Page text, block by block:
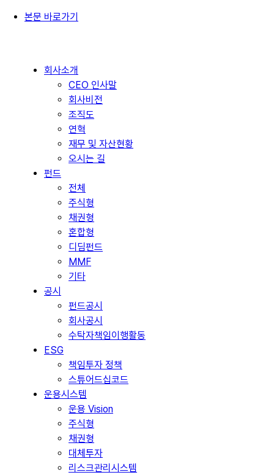
본문 바로가기
회사소개
CEO 인사말
회사비전
조직도
연혁
재무 및 자산현황
오시는 길
펀드
전체
주식형
채권형
혼합형
디딤펀드
MMF
기타
공시
펀드공시
회사공시
수탁자책임이행활동
ESG
책임투자 정책
스튜어드십코드
운용시스템
운용 Vision
주식형
채권형
대체투자
리스크관리시스템